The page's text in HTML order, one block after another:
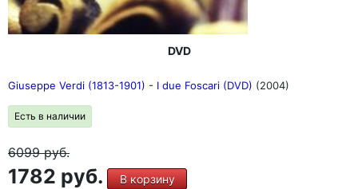
DVD
Giuseppe Verdi (1813-1901) - I due Foscari (DVD) (2004)
Есть в наличии
6099руб.
1782 руб. В корзину